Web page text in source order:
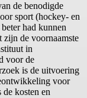
de benodigde
sport (hockey- en
had kunnen
de voornaamste
in
voor de
is de uitvoering
voor
de kosten en